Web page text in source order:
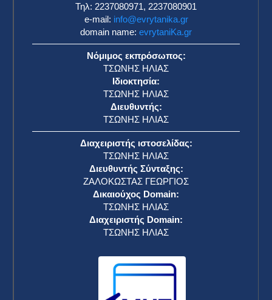
Τηλ: 2237080971, 2237080901
e-mail: info@evrytanika.gr
domain name: evrytaniKa.gr
Νόμιμος εκπρόσωπος:
ΤΣΩΝΗΣ ΗΛΙΑΣ
Ιδιοκτησία:
ΤΣΩΝΗΣ ΗΛΙΑΣ
Διευθυντής:
ΤΣΩΝΗΣ ΗΛΙΑΣ
Διαχειριστής ιστοσελίδας:
ΤΣΩΝΗΣ ΗΛΙΑΣ
Διευθυντής Σύνταξης:
ΖΑΛΟΚΩΣΤΑΣ ΓΕΩΡΓΙΟΣ
Δικαιούχος Domain:
ΤΣΩΝΗΣ ΗΛΙΑΣ
Διαχειριστής Domain:
ΤΣΩΝΗΣ ΗΛΙΑΣ